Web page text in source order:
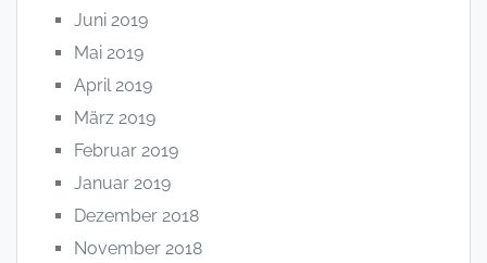
Juni 2019
Mai 2019
April 2019
März 2019
Februar 2019
Januar 2019
Dezember 2018
November 2018